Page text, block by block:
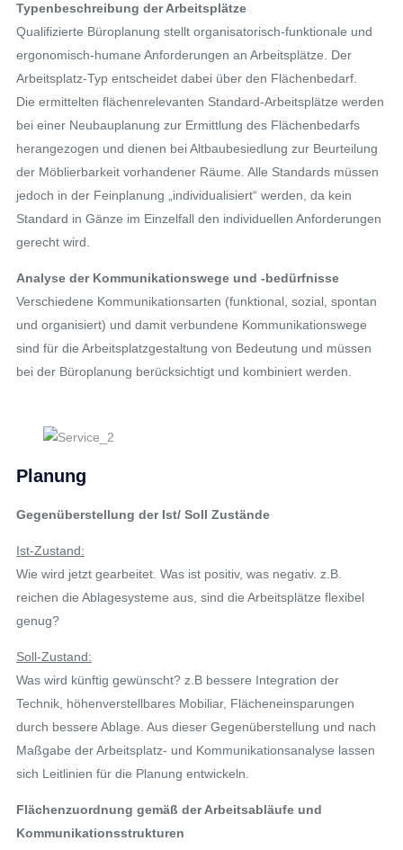
Typenbeschreibung der Arbeitsplätze
Qualifizierte Büroplanung stellt organisatorisch-funktionale und
ergonomisch-humane Anforderungen an Arbeitsplätze. Der
Arbeitsplatz-Typ entscheidet dabei über den Flächenbedarf.
Die ermittelten flächenrelevanten Standard-Arbeitsplätze werden
bei einer Neubauplanung zur Ermittlung des Flächenbedarfs
herangezogen und dienen bei Altbaubesiedlung zur Beurteilung
der Möblierbarkeit vorhandener Räume. Alle Standards müssen
jedoch in der Feinplanung „individualisiert“ werden, da kein
Standard in Gänze im Einzelfall den individuellen Anforderungen
gerecht wird.
Analyse der Kommunikationswege und -bedürfnisse
Verschiedene Kommunikationsarten (funktional, sozial, spontan
und organisiert) und damit verbundene Kommunikationswege
sind für die Arbeitsplatzgestaltung von Bedeutung und müssen
bei der Büroplanung berücksichtigt und kombiniert werden.
Planung
Gegenüberstellung der Ist/ Soll Zustände
Ist-Zustand:
Wie wird jetzt gearbeitet. Was ist positiv, was negativ. z.B.
reichen die Ablagesysteme aus, sind die Arbeitsplätze flexibel
genug?
Soll-Zustand:
Was wird künftig gewünscht? z.B bessere Integration der
Technik, höhenverstellbares Mobiliar, Flächeneinsparungen
durch bessere Ablage. Aus dieser Gegenüberstellung und nach
Maßgabe der Arbeitsplatz- und Kommunikationsanalyse lassen
sich Leitlinien für die Planung entwickeln.
Flächenzuordnung gemäß der Arbeitsabläufe und
Kommunikationsstrukturen